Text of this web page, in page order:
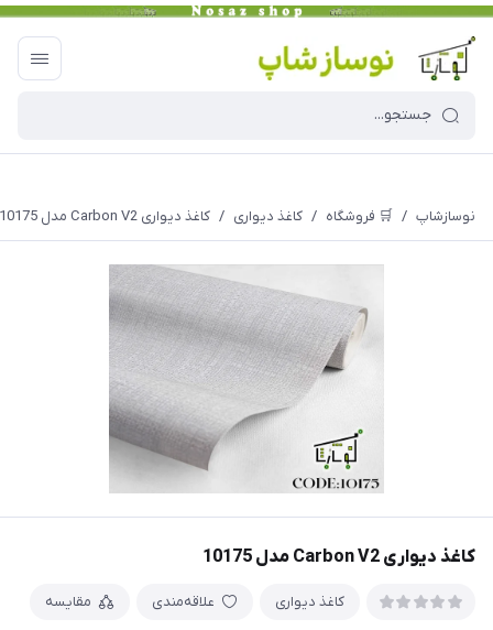
نوسازشاپ / 🛒 فروشگاه / کاغذ دیواری / کاغذ دیواری Carbon V2 مدل 10175
کاغذ دیواری Carbon V2 مدل 10175
کاغذ دیواری علاقه‌مندی مقایسه